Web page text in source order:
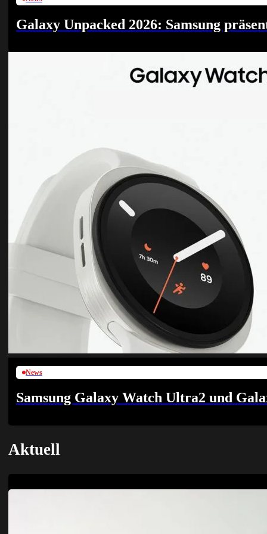
Galaxy Unpacked 2026: Samsung
News
Samsung Galaxy Watch Ultra2 und
Aktuell